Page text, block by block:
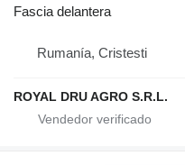
Fascia delantera
Rumanía, Cristesti
ROYAL DRU AGRO S.R.L.